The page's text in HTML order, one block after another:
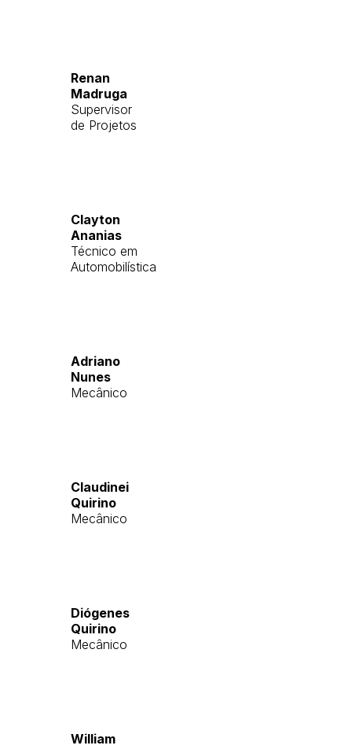
Renan
Madruga
Supervisor
de Projetos
Clayton
Ananias
Técnico em
Automobilística
Adriano
Nunes
Mecânico
Claudinei
Quirino
Mecânico
Diógenes
Quirino
Mecânico
William